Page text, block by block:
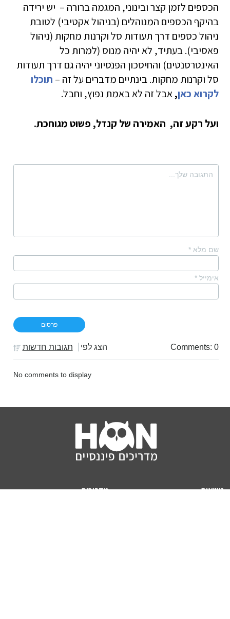
הכספים לזמן קצר ובינוני, המגמה ברורה – יש ירידה
בהיקף הכספים המנוהלים (בניהול אקטיבי) לטובת
ניהול כספים דרך תעודות סל וקרנות מחקות (ניהול
פאסיבי). בעתיד, לא יהיה מנוס (למרות כל
האינטרסנטים) והחיסכון הפנסיוני יהיה גם דרך תעודות
סל וקרנות מחקות. בינתיים מדברים על זה – תוכלו
לקרוא כאן,אבל זה לא באמת נפוץ, וחבל.
ועל רקע זה, האמירה של קנדל, פשוט מגוחכת.
שם מלא *
אימייל *
Comments: 0 הצג לפי תגובות חדשות
No comments to display
נושאים
מדריכים